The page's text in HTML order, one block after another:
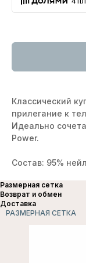
Классический
прилегание к
Идеально
Power.
Состав: 95%
Размерная сетка
Возврат и обмен
Доставка
РАЗМЕРНАЯ СЕТКА